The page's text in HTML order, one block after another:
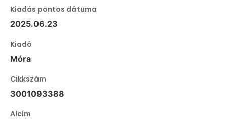
Kiadás pontos dátuma
2025.06.23
Kiadó
Móra
Cikkszám
3001093388
Alcím